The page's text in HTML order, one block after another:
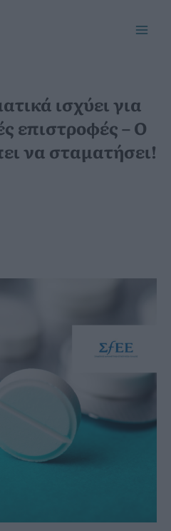
ισχύει για
επιστροφές – Ο
να σταματήσει!